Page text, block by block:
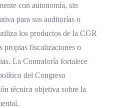
con autonomía, sin
para sus auditorías o
los productos de la CGR
propias fiscalizaciones o
La Contraloría fortalece
del Congreso
técnica objetiva sobre la